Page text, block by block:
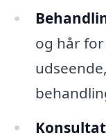
og hår